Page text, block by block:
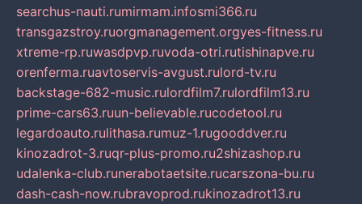
searchus-nauti.rumirmam.infosmi366.ru
transgazstroy.ruorgmanagement.orgyes-fitness.ru
xtreme-rp.ruwasdpvp.ruvoda-otri.rutishinapve.ru
orenferma.ruavtoservis-avgust.rulord-tv.ru
backstage-682-music.rulordfilm7.rulordfilm13.ru
prime-cars63.ruun-believable.rucodetool.ru
legardoauto.rulithasa.rumuz-1.rugooddver.ru
kinozadrot-3.ruqr-plus-promo.ru2shizashop.ru
udalenka-club.runerabotaetsite.rucarszona-bu.ru
dash-cash-now.rubravoprod.rukinozadrot13.ru